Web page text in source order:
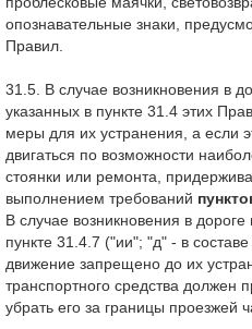
опознавательные знаки,
Правил.
31.5. В случае возникновения в
указанных в пункте 31.4 этих
меры для их устранения, а если
двигаться по возможности
стоянки или ремонта,
выполнением требований
В случае возникновения в
пункте 31.4.7 ("ии"; "д" - в
движение запрещено до их
транспортного средства должен
убрать его за границы проезжей